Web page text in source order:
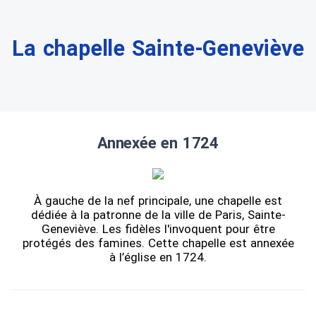
La chapelle Sainte-Geneviève
Annexée en 1724
À gauche de la nef principale, une chapelle est
dédiée à la patronne de la ville de Paris, Sainte-
Geneviève. Les fidèles l'invoquent pour être
protégés des famines. Cette chapelle est annexée
à l’église en 1724.